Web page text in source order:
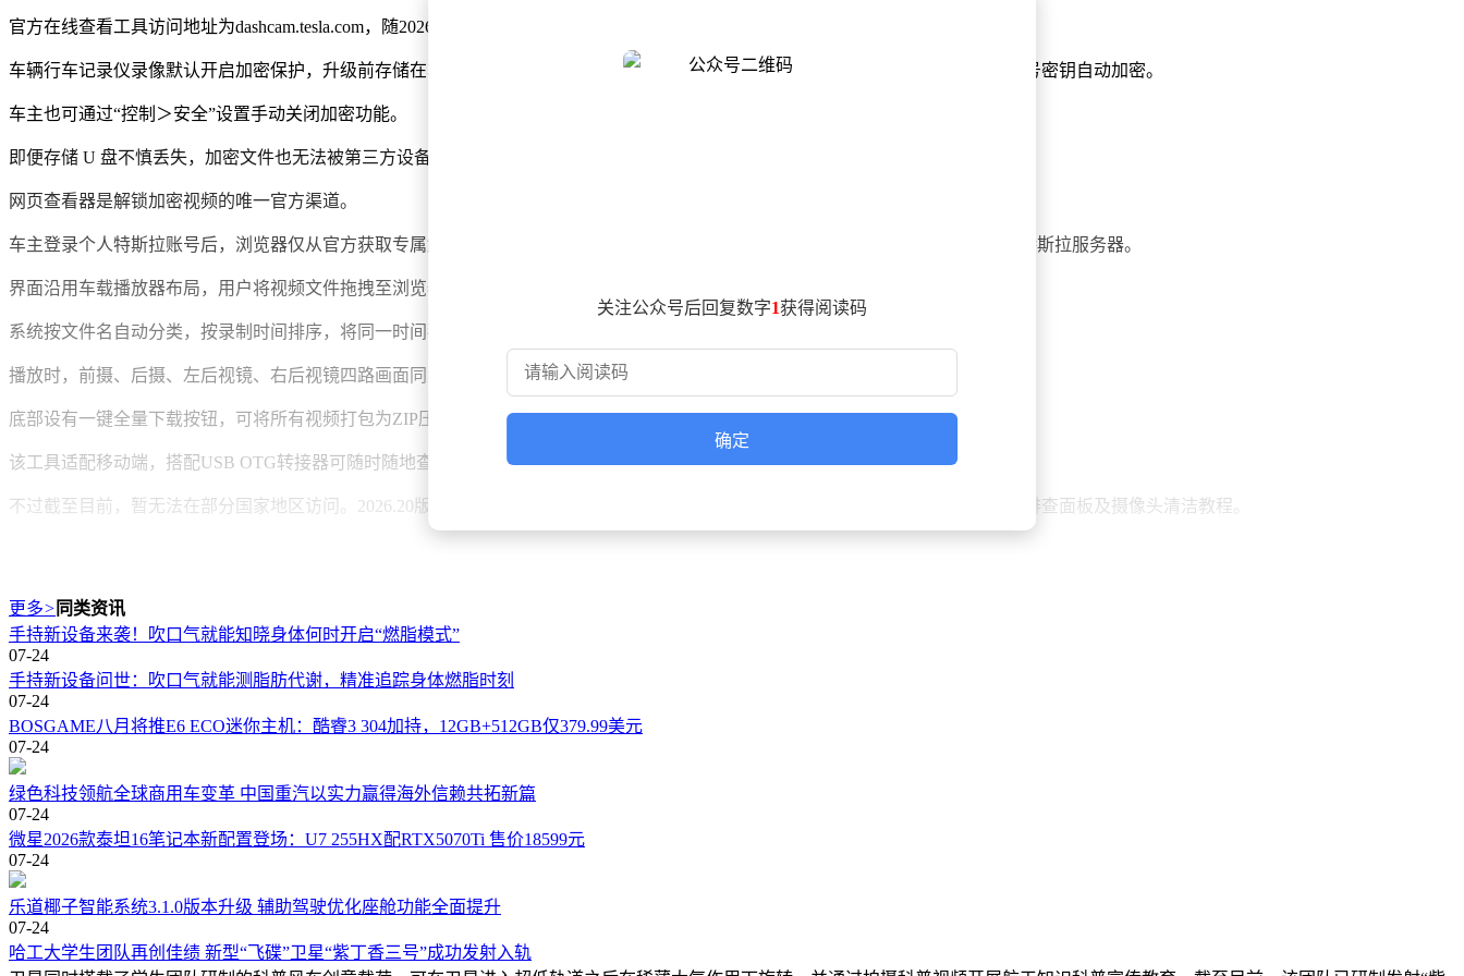
官方在线查看工具访问地址为dashcam.tesla.com，随2026.20版本车机系统更新一同发布。
车辆行车记录仪录像默认开启加密保护，升级前存储在车载 U 盘的历史视频维持原始未加密状态，升级后录制的视频依托车主绑定账号密钥自动加密。
车主也可通过“控制＞安全”设置手动关闭加密功能。
即便存储 U 盘不慎丢失，加密文件也无法被第三方设备读取，有效保护车主隐私。
网页查看器是解锁加密视频的唯一官方渠道。
车主登录个人特斯拉账号后，浏览器仅从官方获取专属解密密钥，全部视频解码、播放流程在用户终端本地完成，原始录像不会上传特斯拉服务器。
界面沿用车载播放器布局，用户将视频文件拖拽至浏览器即可。
系统按文件名自动分类，按录制时间排序，将同一时间戳下不同摄像头的分段视频合并。
播放时，前摄、后摄、左后视镜、右后视镜四路画面同步拼接为四分屏视图，也可单独切换任一摄像头。
底部设有一键全量下载按钮，可将所有视频打包为ZIP压缩包。
该工具适配移动端，搭配USB OTG转接器可随时随地查看。
不过截至目前，暂无法在部分国家地区访问。2026.20版本还新增了家长管控功能（可限制车载娱乐应用权限），维修模式中新增故障排查面板及摄像头清洁教程。
关注公众号后回复数字1获得阅读码
确定
更多> 同类资讯
手持新设备来袭！吹口气就能知晓身体何时开启“燃脂模式”
07-24
手持新设备问世：吹口气就能测脂肪代谢，精准追踪身体燃脂时刻
07-24
BOSGAME八月将推E6 ECO迷你主机：酷睿3 304加持，12GB+512GB仅379.99美元
07-24
绿色科技领航全球商用车变革 中国重汽以实力赢得海外信赖共拓新篇
07-24
微星2026款泰坦16笔记本新配置登场：U7 255HX配RTX5070Ti 售价18599元
07-24
乐道椰子智能系统3.1.0版本升级 辅助驾驶优化座舱功能全面提升
07-24
哈工大学生团队再创佳绩 新型“飞碟”卫星“紫丁香三号”成功发射入轨